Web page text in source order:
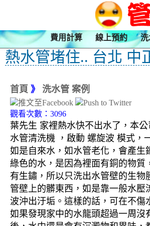
費用計算 線上預約 洗
熱水管堵住.. 台北 中
首頁 》 洗水管 案例
觀看次數：3096
葉先生 家裡熱水快不出水了，本
水管清洗機 ，啟動 螺旋波 模式，
如是自來水，如水管老化，會產
綠色的水，是因為裡面有銅的物
有生鏽，所以只洗出水管壁的生物
管壁上的髒東西，如是靠一般水
波沖出汙垢。這樣的話，可在不傷
如果發現家中的水龍頭超過一周